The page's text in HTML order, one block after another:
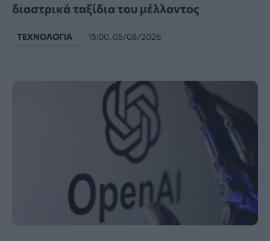
διαστρικά ταξίδια του μέλλοντος
ΤΕΧΝΟΛΟΓΊΑ 15:00, 05/08/2026